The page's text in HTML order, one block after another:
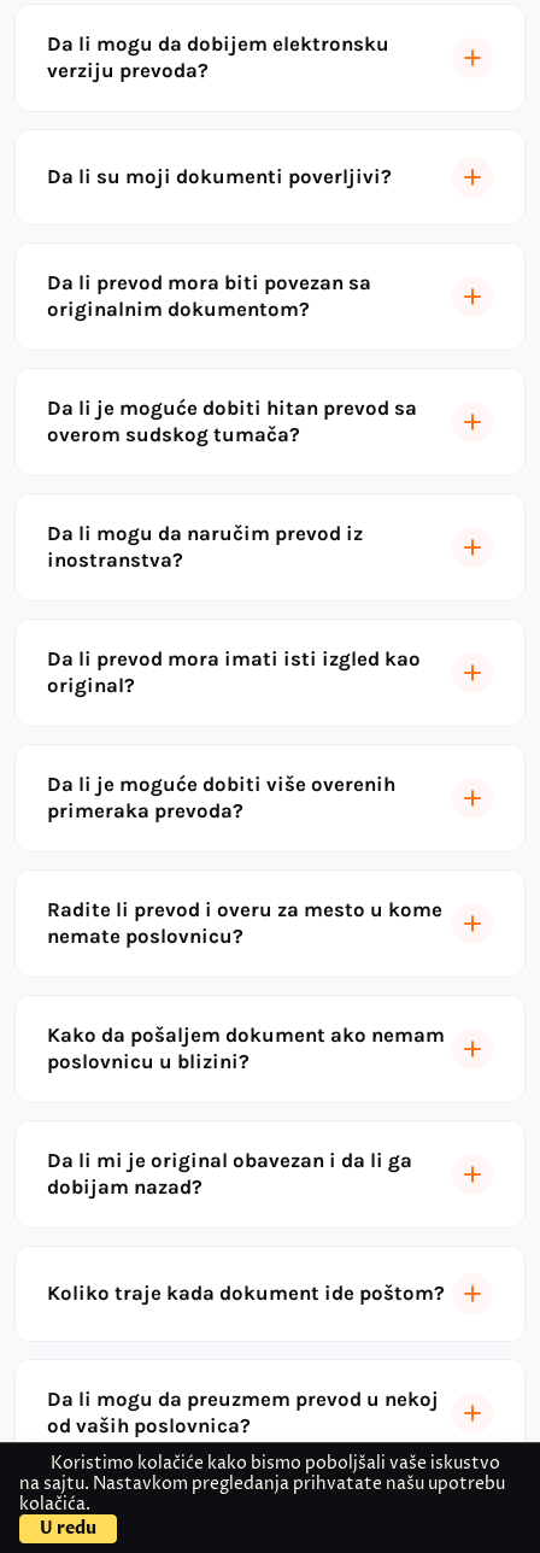
Da li mogu da dobijem elektronsku
verziju prevoda?
Da li su moji dokumenti poverljivi?
Da li prevod mora biti povezan sa
originalnim dokumentom?
Da li je moguće dobiti hitan prevod sa
overom sudskog tumača?
Da li mogu da naručim prevod iz
inostranstva?
Da li prevod mora imati isti izgled kao
original?
Da li je moguće dobiti više overenih
primeraka prevoda?
Radite li prevod i overu za mesto u kome
nemate poslovnicu?
Kako da pošaljem dokument ako nemam
poslovnicu u blizini?
Da li mi je original obavezan i da li ga
dobijam nazad?
Koliko traje kada dokument ide poštom?
Da li mogu da preuzmem prevod u nekoj
od vaših poslovnica?
Za koje jezike radite prevod sa overom?
Kontaktirajte nas
Koristimo kolačiće kako bismo poboljšali vaše iskustvo
na sajtu. Nastavkom pregledanja prihvatate našu upotrebu
kolačića.
U redu